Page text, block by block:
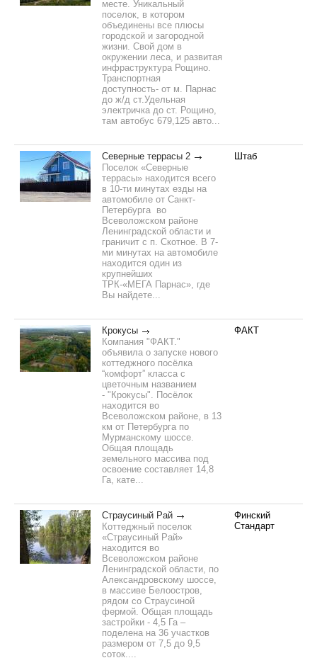
месте. Уникальный
поселок, в котором
объединены все плюсы
городской и загородной
жизни. Свой дом в
окружении леса, и развитая
инфраструктура Рощино.
Транспортная
доступность- от м. Парнас
до ж/д ст.Удельная
электричка до ст. Рощино,
там автобус 679,125 авто...
Северные террасы 2
Поселок «Северные
террасы» находится всего
в 10-ти минутах езды на
автомобиле от Санкт-
Петербурга во
Всеволожском районе
Ленинградской области и
граничит с п. Скотное. В 7-
ми минутах на автомобиле
находится один из
крупнейших
ТРК-«МЕГА Парнас», где
Вы найдете...
Штаб
Крокусы
Компания "ФАКТ."
объявила о запуске нового
коттеджного посёлка
“комфорт” класса с
цветочным названием
- "Крокусы". Посёлок
находится во
Всеволожском районе, в 13
км от Петербурга по
Мурманскому шоссе.
Общая площадь
земельного массива под
освоение составляет 14,8
Га, кате...
ФАКТ
Страусиный Рай
Коттеджный поселок
«Страусиный Рай»
находится во
Всеволожском районе
Ленинградской области, по
Александровскому шоссе,
в массиве Белоостров,
рядом со Страусиной
фермой. Общая площадь
застройки - 4,5 Га –
поделена на 36 участков
размером от 7,5 до 9,5
соток....
Финский
Стандарт